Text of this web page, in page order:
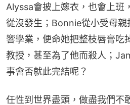
Alyssa會披上嫁衣，也會上班
從沒發生；Bonnie從小受母親
響學業，便命她把整枝唇膏吃
教授，甚至為了他而殺人；
事會否就此完結呢？
任性到世界盡頭，做盡我們不